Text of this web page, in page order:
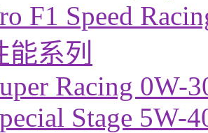
F1 Speed
能系列
Racing 0W-
Stage 5W-